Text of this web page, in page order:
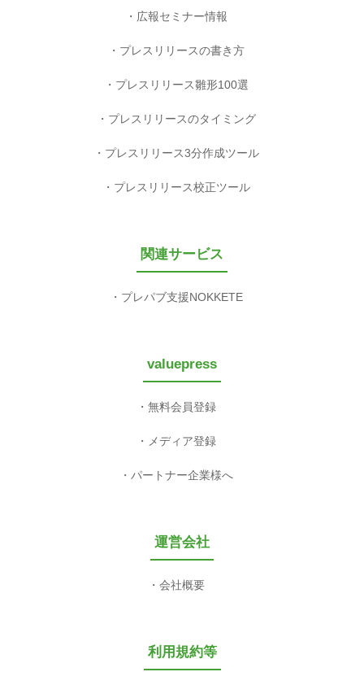
広報セミナー情報
プレスリリースの書き方
プレスリリース雛形100選
プレスリリースのタイミング
プレスリリース3分作成ツール
プレスリリース校正ツール
関連サービス
プレパブ支援NOKKETE
valuepress
無料会員登録
メディア登録
パートナー企業様へ
運営会社
会社概要
利用規約等